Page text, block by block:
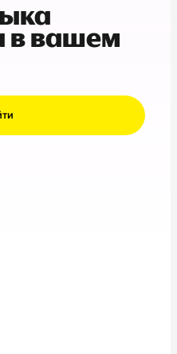
в вашем